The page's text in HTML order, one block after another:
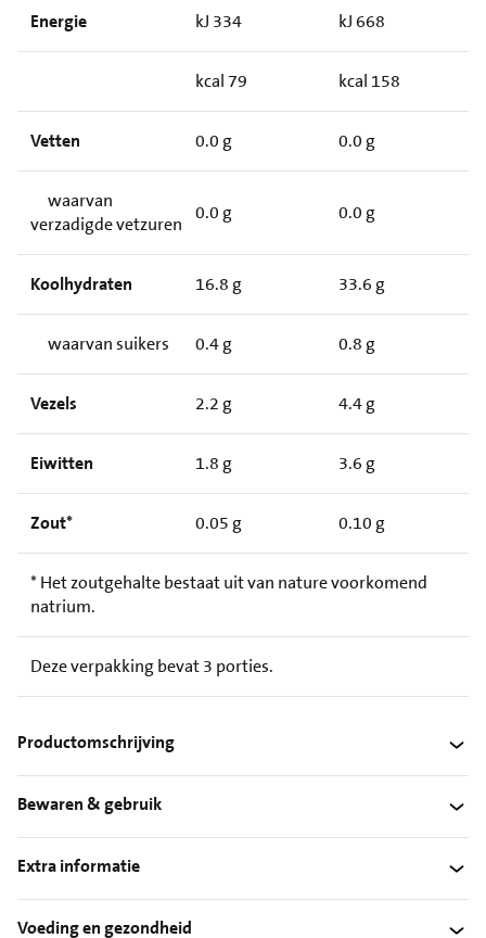
Energie kJ 334 kJ 668
kcal 79 kcal 158
Vetten 0.0 g 0.0 g
waarvan
verzadigde vetzuren
0.0 g 0.0 g
Koolhydraten 16.8 g 33.6 g
waarvan suikers 0.4 g 0.8 g
Vezels 2.2 g 4.4 g
Eiwitten 1.8 g 3.6 g
Zout* 0.05 g 0.10 g
* Het zoutgehalte bestaat uit van nature voorkomend
natrium.
Deze verpakking bevat 3 porties.
Productomschrijving
Bewaren & gebruik
Extra informatie
Voeding en gezondheid